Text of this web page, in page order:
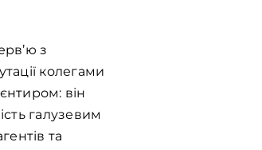
з
колегами
він
галузевим
та